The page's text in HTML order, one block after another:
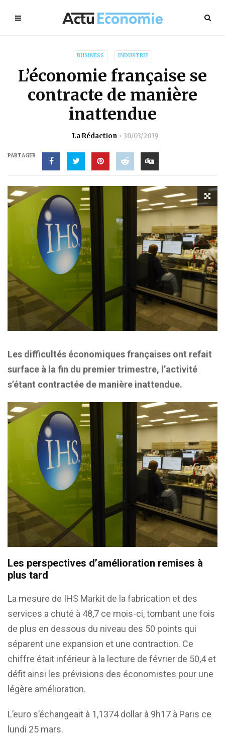
BUSINESS INDUSTRIE
L’économie française se
contracte de manière
inattendue
La Rédaction 30/03/2019
PARTAGER
Les difficultés économiques françaises ont refait
surface à la fin du premier trimestre, l’activité
s’étant contractée de manière inattendue.
Les perspectives d’amélioration remises à
plus tard
La mesure de IHS Markit de la fabrication et des
services a chuté à 48,7 ce mois-ci, tombant une fois
de plus en dessous du niveau des 50 points qui
séparent une expansion et une contraction. Ce
chiffre était inférieur à la lecture de février de 50,4 et
défit ainsi les prévisions des économistes pour une
légère amélioration.
L’euro s’échangeait à 1,1374 dollar à 9h17 à Paris ce
lundi 25 mars.